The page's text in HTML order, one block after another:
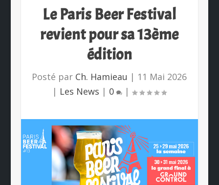
Le Paris Beer Festival
revient pour sa 13ème
édition
Posté par Ch. Hamieau | 11 Mai 2026
| Les News | 0 |